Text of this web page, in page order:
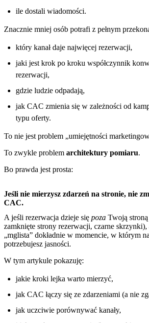
ile dostali wiadomości.
Znacznie mniej osób potrafi z pełnym
który kanał daje najwięcej rezerwacji,
jaki jest krok po kroku współczynnik
rezerwacji,
gdzie ludzie odpadają,
jak CAC zmienia się w zależności od
typu oferty.
To nie jest problem „umiejętności
To zwykle problem architektury pomiaru.
Bo prawda jest prosta:
Jeśli nie mierzysz zdarzeń na stronie, nie
CAC.
A jeśli rezerwacja dzieje się poza Twoją
zamknięte strony rezerwacji, czarne
„mglista” dokładnie w momencie, w którym
potrzebujesz jasności.
W tym artykule pokazuję:
jakie kroki lejka warto mierzyć,
jak CAC łączy się ze zdarzeniami (a nie
jak uczciwie porównywać kanały,